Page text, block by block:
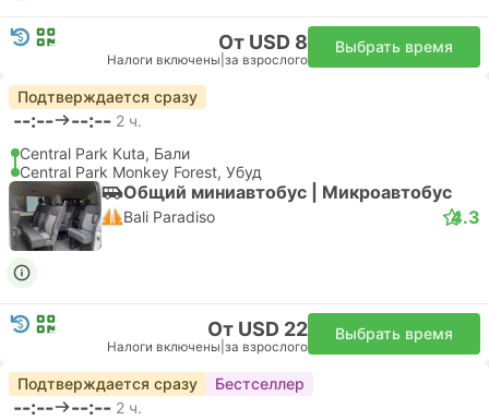
От USD 8
Налоги включены за взрослого
Выбрать время
Подтверждается сразу
--:-- --:-- 2 ч.
Central Park Kuta, Бали
Central Park Monkey Forest, Убуд
Общий миниавтобус | Микроавтобус
Bali Paradiso 4.3
От USD 22
Налоги включены за взрослого
Выбрать время
Подтверждается сразу Бестселлер
--:-- --:-- 2 ч.